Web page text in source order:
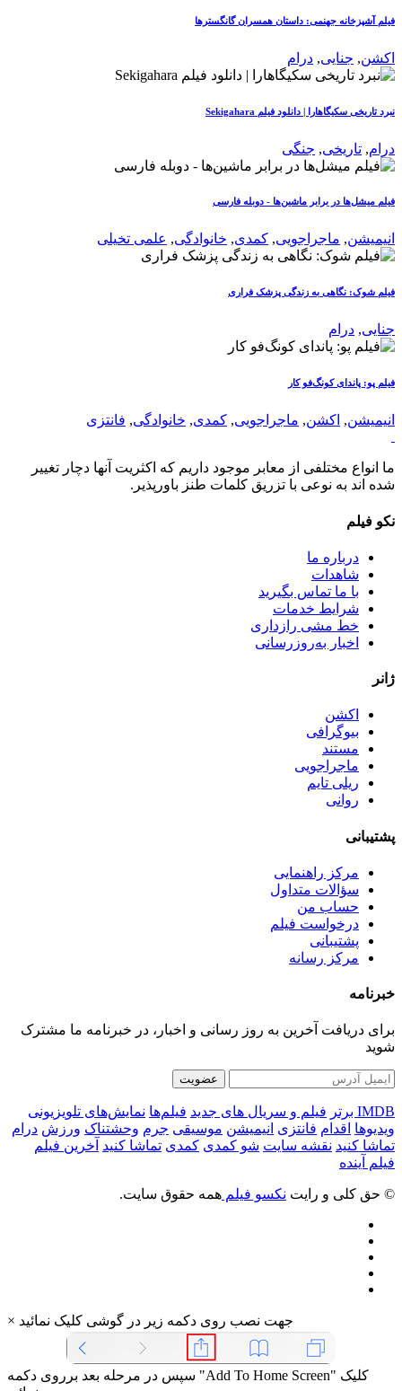
فیلم آشپزخانه جهنمی: داستان همسران گانگسترها
اکشن, جنایی, درام
نبرد تاریخی سکیگاهارا | دانلود فیلم Sekigahara
درام, تاریخی, جنگی
فیلم میشل‌ها در برابر ماشین‌ها - دوبله فارسی
انیمیشن, ماجراجویی, کمدی, خانوادگی, علمی تخیلی
فیلم شوک: نگاهی به زندگی پزشک فراری
جنایی, درام
فیلم پو: پاندای کونگ‌فو کار
انیمیشن, اکشن, ماجراجویی, کمدی, خانوادگی, فانتزی
ما انواع مختلفی از معابر موجود داریم که اکثریت آنها دچار تغییر
شده اند به نوعی با تزریق کلمات طنز باورپذیر.
نکو فیلم
درباره ما
شاهدات
با ما تماس بگیرید
شرایط خدمات
خط مشی رازداری
اخبار به‌روزرسانی
ژانر
اکشن
بیوگرافی
مستند
ماجراجویی
ریلی تایم
روانی
پشتیبانی
مرکز راهنمایی
سؤالات متداول
حساب من
درخواست فیلم
پشتیبانی
مرکز رسانه
خبرنامه
برای دریافت آخرین به روز رسانی و اخبار، در خبرنامه ما مشترک
شوید
عضویت
IMDB برتر فیلم و سریال های جدید فیلم‌ها نمایش‌های تلویزیونی
ویدیوها اقدام فانتزی انیمیشن موسیقی جرم وحشتناک ورزش درام
تماشا کنید نقشه سایت شو کمدی کمدی تماشا کنید آخرین فیلم
فیلم آینده
© حق کلی و رایت نکسو فیلم همه حقوق سایت.
× جهت نصب روی دکمه زیر در گوشی کلیک نمائید
سپس در مرحله بعد برروی دکمه "Add To Home Screen" کلیک